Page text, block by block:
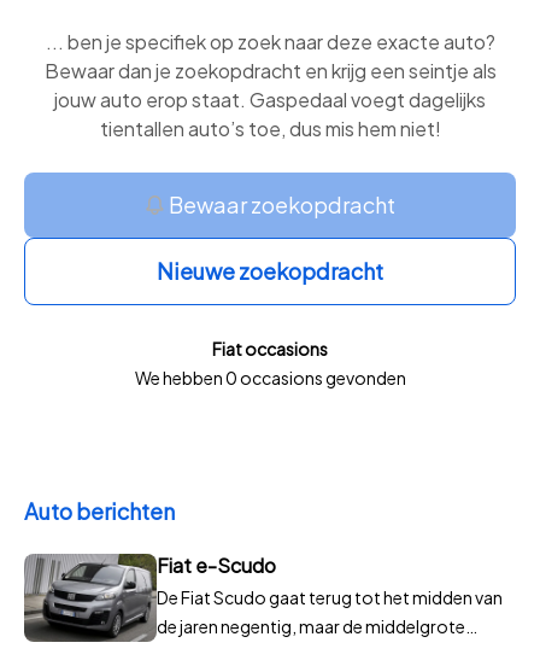
... ben je specifiek op zoek naar deze exacte auto?
Bewaar dan je zoekopdracht en krijg een seintje als
jouw auto erop staat. Gaspedaal voegt dagelijks
tientallen auto’s toe, dus mis hem niet!
Bewaar zoekopdracht
Nieuwe zoekopdracht
Fiat occasions
We hebben 0 occasions gevonden
Auto berichten
Fiat e-Scudo
De Fiat Scudo gaat terug tot het midden van
de jaren negentig, maar de middelgrote